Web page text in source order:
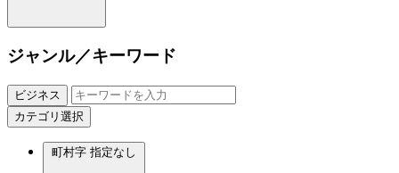
ジャンル／キーワード
ビジネス
カテゴリ選択
町村字 指定なし